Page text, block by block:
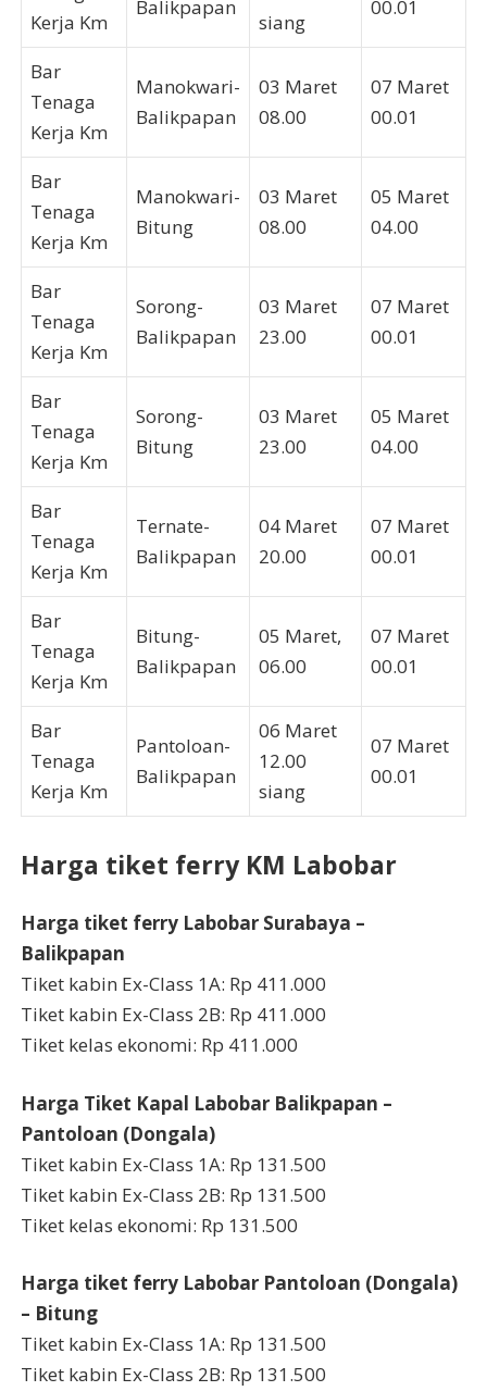
Kerja Km
Balikpapan
siang
00.01
Bar
Tenaga
Kerja Km
Manokwari-
Balikpapan
03 Maret
08.00
07 Maret
00.01
Bar
Tenaga
Kerja Km
Manokwari-
Bitung
03 Maret
08.00
05 Maret
04.00
Bar
Tenaga
Kerja Km
Sorong-
Balikpapan
03 Maret
23.00
07 Maret
00.01
Bar
Tenaga
Kerja Km
Sorong-
Bitung
03 Maret
23.00
05 Maret
04.00
Bar
Tenaga
Kerja Km
Ternate-
Balikpapan
04 Maret
20.00
07 Maret
00.01
Bar
Tenaga
Kerja Km
Bitung-
Balikpapan
05 Maret,
06.00
07 Maret
00.01
Bar
Tenaga
Kerja Km
Pantoloan-
Balikpapan
06 Maret
12.00
siang
07 Maret
00.01
Harga tiket ferry KM Labobar
Harga tiket ferry Labobar Surabaya –
Balikpapan
Tiket kabin Ex-Class 1A: Rp 411.000
Tiket kabin Ex-Class 2B: Rp 411.000
Tiket kelas ekonomi: Rp 411.000
Harga Tiket Kapal Labobar Balikpapan –
Pantoloan (Dongala)
Tiket kabin Ex-Class 1A: Rp 131.500
Tiket kabin Ex-Class 2B: Rp 131.500
Tiket kelas ekonomi: Rp 131.500
Harga tiket ferry Labobar Pantoloan (Dongala)
– Bitung
Tiket kabin Ex-Class 1A: Rp 131.500
Tiket kabin Ex-Class 2B: Rp 131.500